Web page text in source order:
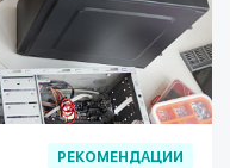
РЕКОМЕНДАЦИИ